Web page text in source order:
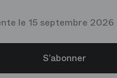
le 15 septembre 2026
S’abonner